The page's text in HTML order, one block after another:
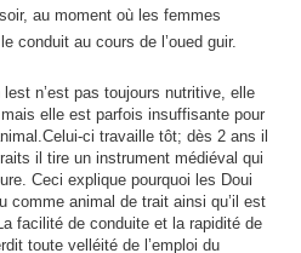
au moment où les femmes
conduit au cours de l’oued guir.
n’est pas toujours nutritive, elle
elle est parfois insuffisante pour
Celui-ci travaille tôt; dès 2 ans il
il tire un instrument médiéval qui
Ceci explique pourquoi les Doui
comme animal de trait ainsi qu’il est
facilité de conduite et la rapidité de
toute velléité de l’emploi du